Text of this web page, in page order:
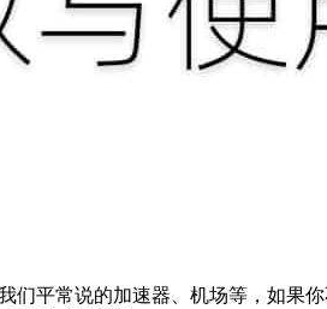
平常说的加速器、机场等，如果